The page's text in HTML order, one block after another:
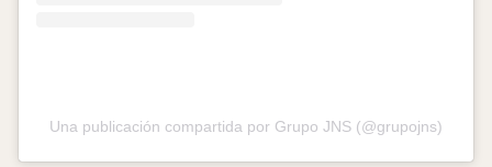
Una publicación compartida por Grupo JNS (@grupojns)